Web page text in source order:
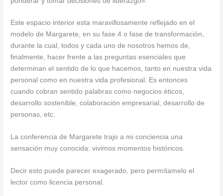
Este espacio interior esta maravillosamente reflejado en el
modelo de Margarete, en su fase 4 o fase de transformación,
durante la cual, todos y cada uno de nosotros hemos de,
finalmente, hacer frente a las preguntas esenciales que
determinan el sentido de lo que hacemos, tanto en nuestra vida
personal como en nuestra vida profesional. Es entonces
cuando cobran sentido palabras como negocios éticos,
desarrollo sostenible, colaboración empresarial, desarrollo de
personas, etc.
La conferencia de Margarete trajo a mi conciencia una
sensación muy conocida: vivimos momentos históricos.
Decir esto puede parecer exagerado, pero permítamelo el
lector como licencia personal.